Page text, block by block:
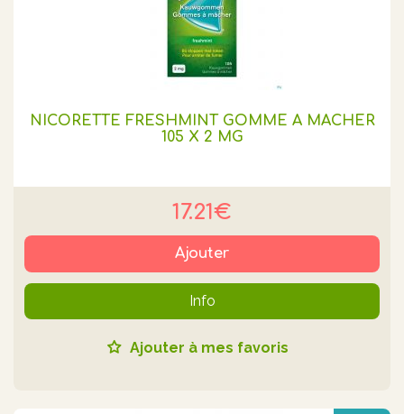
NICORETTE FRESHMINT GOMME A MACHER
105 X 2 MG
17.21€
Ajouter
Info
Ajouter à mes favoris